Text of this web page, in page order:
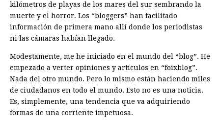
kilómetros de playas de los mares del sur sembrando la
muerte y el horror. Los “bloggers” han facilitado
información de primera mano allí donde los periodistas
ni las cámaras habían llegado.
Modestamente, me he iniciado en el mundo del “blog”. He
empezado a verter opiniones y artículos en “foixblog”.
Nada del otro mundo. Pero lo mismo están haciendo miles
de ciudadanos en todo el mundo. Esto no es una noticia.
Es, simplemente, una tendencia que va adquiriendo
formas de una corriente impetuosa.